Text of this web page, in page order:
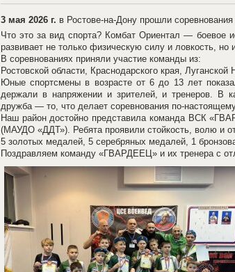
3 мая 2026 г. в Ростове‑на‑Дону прошли
Что это за вид спорта? Комбат Ориентал — боевое
развивает не только физическую силу и ловкость,
В соревнованиях приняли участие команды из:
Ростовской области, Краснодарского края, Луганской
Юные спортсмены в возрасте от 6 до 13 лет
держали в напряжении и зрителей, и тренеров. В
дружба — то, что делает соревнования
Наш район достойно представила команда ВСК
(МАУДО «ДДТ»). Ребята проявили стойкость, волю и
5 золотых медалей, 5 серебряных медалей, 1
Поздравляем команду «ГВАРДЕЕЦ» и их тренера с